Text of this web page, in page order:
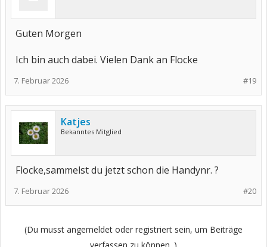
Guten Morgen
Ich bin auch dabei. Vielen Dank an Flocke
#19
7. Februar 2026
Katjes
Bekanntes Mitglied
Flocke,sammelst du jetzt schon die Handynr. ?
#20
7. Februar 2026
(Du musst angemeldet oder registriert sein, um Beiträge